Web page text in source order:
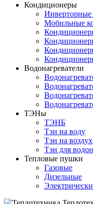
Кондиционеры
Мобильные
Водонагреватели
ТЭНы
ТЭНБ
Тэн на воду
Тэн на воздух
Тэн для
Тепловые пушки
Газовые
Дизельные